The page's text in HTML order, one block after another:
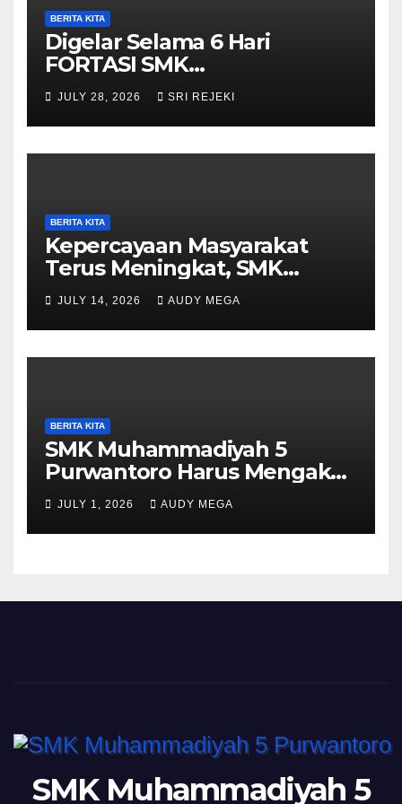
BERITA KITA
Digelar Selama 6 Hari
FORTASI SMK
Muhammadiyah 5
Purwantoro Berjalan Lancar,
Meriah, dan Penuh
Semangat
JULY 28, 2026 SRI REJEKI
BERITA KITA
Kepercayaan Masyarakat
Terus Meningkat, SMK
Muhammadiyah 5
Purwantoro Sambut 376
Peserta Didik Baru
JULY 14, 2026 AUDY MEGA
BERITA KITA
SMK Muhammadiyah 5
Purwantoro Harus Mengakui
Keunggulan Galasiswa
Slogohimo di Ajang Sinergi
Jetak (Sinje) Minisoccer 2
JULY 1, 2026 AUDY MEGA
SMK Muhammadiyah 5